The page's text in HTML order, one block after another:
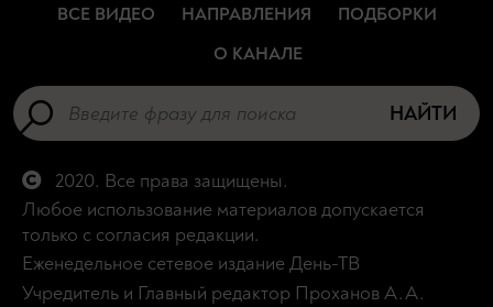
ВСЕ ВИДЕО НАПРАВЛЕНИЯ
ПОДБОРКИ
О КАНАЛЕ
НАЙТИ
2020. Все права защищены.
Любое использование материалов допускается
только с согласия редакции.
Еженедельное сетевое издание День-ТВ
Учредитель и Главный редактор Проханов А.А.